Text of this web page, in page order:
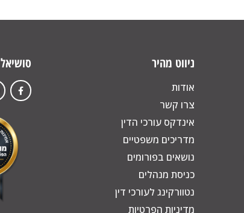
ניווט מהיר
אודות
צרו קשר
אינדקס עורכי הדין
מדריכים משפטיים
נושאים בפורומים
כניסת מנהלים
נטוורקינג לעורכי דין
מדיניות הפרטיות
סושיאל